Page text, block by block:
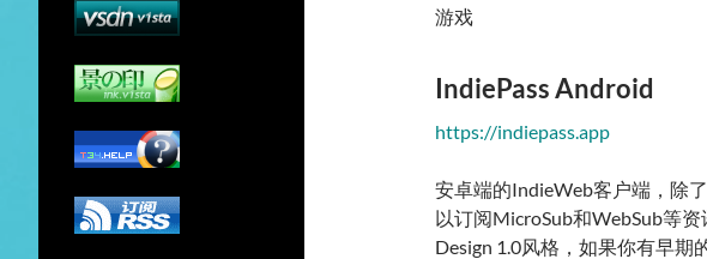
游戏
IndiePass Android
https://indiepass.app
安卓端的IndieWeb客户端，除
以订阅MicroSub和WebSub等
Design 1.0风格，如果你有早期